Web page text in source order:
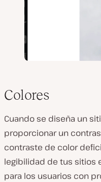
Colores
Cuando se diseña un
proporcionar un
contraste de color
legibilidad de tus sitios
para los usuarios con